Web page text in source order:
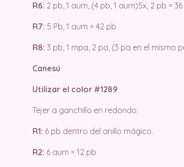
R6: 2 pb, 1 aum, (4 pb, 1 aum)5x, 2 pb =
R7: 5 Pb, 1 aum = 42 pb
R8: 3 pb, 1 mpa, 2 pa, (3 pa en el mismo
Canesú
Utilizar el color #1289
Tejer a ganchillo en redondo.
R1: 6 pb dentro del anillo mágico.
R2: 6 aum = 12 pb